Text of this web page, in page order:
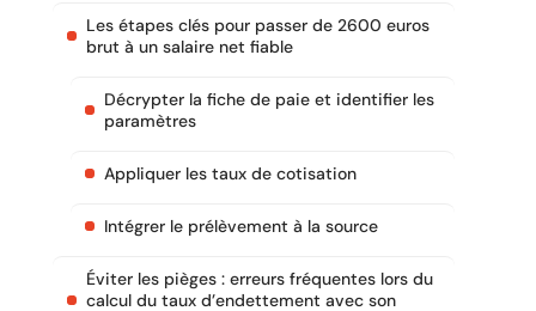
Les étapes clés pour passer de 2600 euros
brut à un salaire net fiable
Décrypter la fiche de paie et identifier les
paramètres
Appliquer les taux de cotisation
Intégrer le prélèvement à la source
Éviter les pièges : erreurs fréquentes lors du
calcul du taux d’endettement avec son